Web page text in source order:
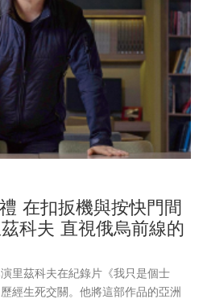
在扣扳機與按快門間
科夫 直視俄烏前線的
里茲科夫在紀錄片《我只是個士
經生死交關。他將這部作品的亞洲